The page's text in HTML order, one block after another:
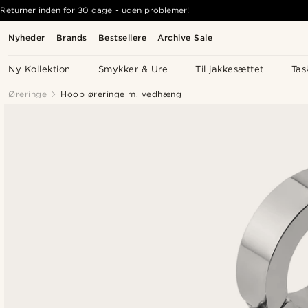
Nyheder Brands Bestsellere Archive Sale
Ny Kollektion Smykker & Ure Til jakkesættet
Returner inden for 30 dage - uden problemer!
Øreringe Hoop øreringe m. vedhæng